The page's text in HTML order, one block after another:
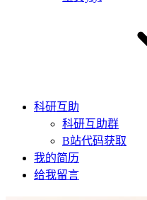
科研互助
科研互助群
B站代码获取
我的简历
给我留言